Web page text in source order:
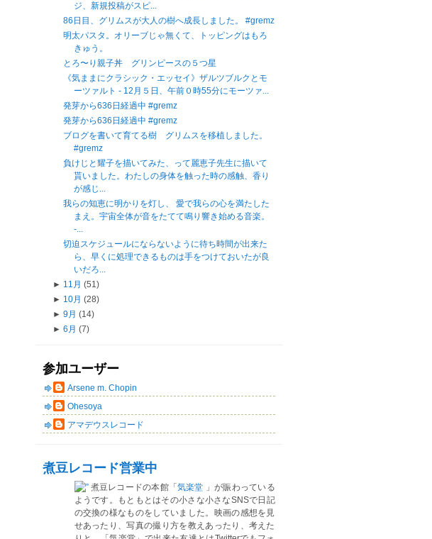
ジ、新規投稿がスピ...
86日目、グリムスが大人の樹へ成長しました。 #gremz
明太パスタ。オリーブじゃ無くて、トッピングはもろ
きゅう。
とろ〜り親子丼 グリンピースの５つ星
《気ままにクラシック・エッセイ》ザルツブルクとモ
ーツァルト - 12月５日、午前０時55分にモーツァ...
発芽から636日経過中 #gremz
発芽から636日経過中 #gremz
ブログを書いて育てる樹 グリムスを移植しました。
#gremz
負けじと耀子を描いてみた、って麗恵子先生に描いて
貰いました。わたしの身体を触った時の感触、香り
が感じ...
我らの知恵に明かりを灯し、 愛で我らの心を満たした
まえ。宇宙全体が音をたてて鳴り響き始める音楽。
-...
切迫スケジュールにならないように待ち時間が出来た
ら、早くに処理できるものは手をつけておいたが良
いだろ...
► 11月 (51)
► 10月 (28)
► 9月 (14)
► 6月 (7)
参加ユーザー
Arsene m. Chopin
Ohesoya
アマデウスレコード
煮豆レコード営業中
煮豆レコードの本館「 気楽堂 」が賑わっている
ようです。もともとはその小さな小さなSNSで日記
の交換の様なものをしていました。映画の感想を見
せあったり、写真の撮り方を教えあったり、考えた